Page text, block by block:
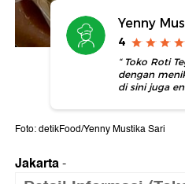
Yenny
4
“ Toko Roti
dengan
di sini juga
Foto: detikFood/Yenny Mustika Sari
Jakarta-